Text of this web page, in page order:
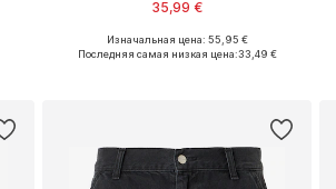
35,99 €
Доступные размеры: 36, 38, 40
Изначальная цена: 55,95 €
Последняя самая низкая цена:33,49 €